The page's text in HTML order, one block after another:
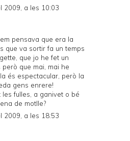
2009, a les 10:03
pensava que era la
que va sortir fa un temps
, que jo he fet un
que mai, mai he
és espectacular, però la
gens enrere!
les fulles, a ganivet o bé
de motlle?
2009, a les 18:53